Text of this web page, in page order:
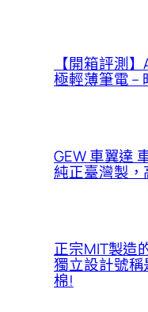
【開箱評測
極輕薄筆電 –
GEW 車翼達
純正臺灣製
正宗MIT製造
獨立設計號
棉!